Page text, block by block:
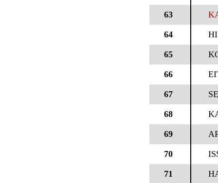
63
64
65
66
67
68
69
70
71